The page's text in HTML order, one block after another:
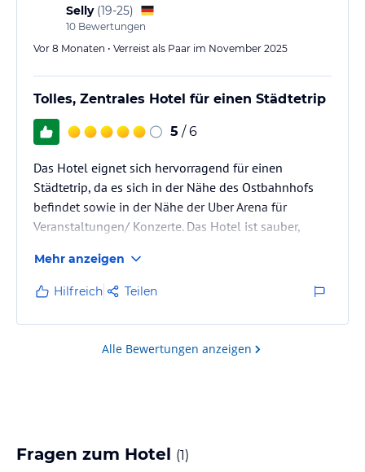
Selly (19-25)
10 Bewertungen
Vor 8 Monaten • Verreist als Paar im November 2025
Tolles, Zentrales Hotel für einen Städtetrip
5 / 6
Das Hotel eignet sich hervorragend für einen
Städtetrip, da es sich in der Nähe des Ostbahnhofs
befindet sowie in der Nähe der Uber Arena für
Veranstaltungen/ Konzerte. Das Hotel ist sauber,
sehr freundlich und hilfsbereit.
Mehr anzeigen
Hilfreich Teilen
Alle Bewertungen anzeigen
Fragen zum Hotel (1)